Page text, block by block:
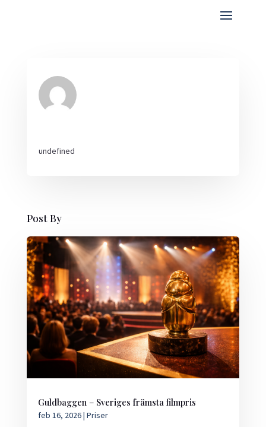
undefined
Post By
Guldbaggen – Sveriges främsta filmpris
feb 16, 2026| Priser